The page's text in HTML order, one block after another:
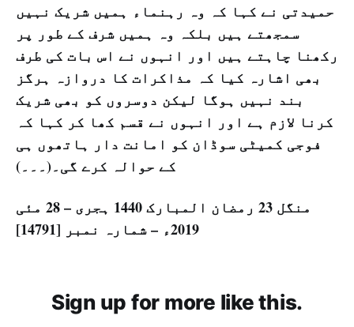
حمیدتی نے کہا کہ وہ رہنماء ہمیں شریک نہیں
سمجھتے ہیں بلکہ وہ ہمیں شرف کے طور پر
رکھنا چاہتے ہیں اور انہوں نے اس بات کی طرف
بھی اشارہ کیا کہ مذاکرات کا دروازہ ہرگز
بند نہیں ہوگا لیکن دوسروں کو بھی شریک
کرنا لازم ہے اور انہوں نے قسم کھا کر کہا کہ
فوجی کمیٹی سوڈان کو امانت دار ہاتھوں ہی
کے حوالہ کرے گی۔(۔۔۔)
منگل 23 رمضان المبارک 1440 ہجری – 28 مئی
2019ء – شمارہ نمبر [14791]
Sign up for more like this.